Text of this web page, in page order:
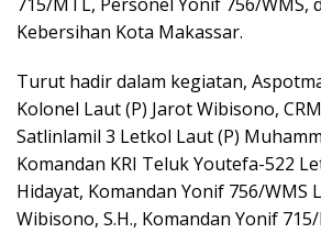
715/MTL, Personel Yonif 756/WMS,
Kebersihan Kota Makassar.
Turut hadir dalam kegiatan,
Kolonel Laut (P) Jarot Wibisono,
Satlinlamil 3 Letkol Laut (P)
Komandan KRI Teluk Youtefa-522
Hidayat, Komandan Yonif 756/WMS
Wibisono, S.H., Komandan Yonif